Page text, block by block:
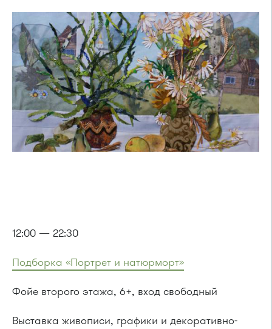
12:00 — 22:30
Подборка «Портрет и натюрморт»
Фойе второго этажа, 6+, вход свободный
Выставка живописи, графики и декоративно-